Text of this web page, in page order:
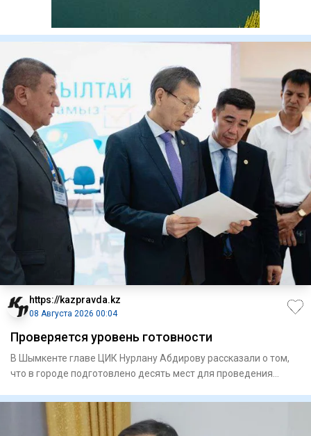
https://kazpravda.kz
08 Августа 2026 00:04
Проверяется уровень готовности
В Шымкенте главе ЦИК Нурлану Абдирову рассказали о том,
что в городе подготовлено десять мест для проведения